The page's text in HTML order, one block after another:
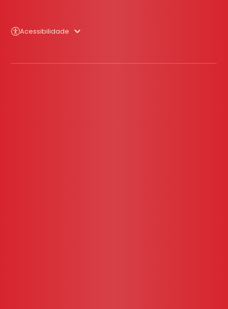
Acessibilidade